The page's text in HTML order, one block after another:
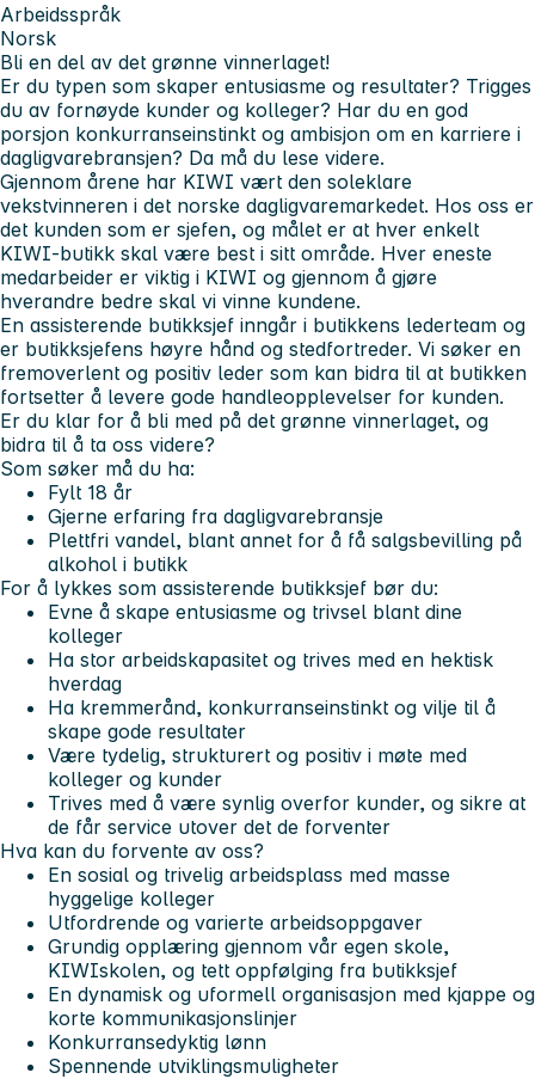
Arbeidsspråk
Norsk
Bli en del av det grønne vinnerlaget!
Er du typen som skaper entusiasme og resultater? Trigges
du av fornøyde kunder og kolleger? Har du en god
porsjon konkurranseinstinkt og ambisjon om en karriere i
dagligvarebransjen? Da må du lese videre.
Gjennom årene har KIWI vært den soleklare
vekstvinneren i det norske dagligvaremarkedet. Hos oss er
det kunden som er sjefen, og målet er at hver enkelt
KIWI-butikk skal være best i sitt område. Hver eneste
medarbeider er viktig i KIWI og gjennom å gjøre
hverandre bedre skal vi vinne kundene.
En assisterende butikksjef inngår i butikkens lederteam og
er butikksjefens høyre hånd og stedfortreder. Vi søker en
fremoverlent og positiv leder som kan bidra til at butikken
fortsetter å levere gode handleopplevelser for kunden.
Er du klar for å bli med på det grønne vinnerlaget, og
bidra til å ta oss videre?
Som søker må du ha:
Fylt 18 år
Gjerne erfaring fra dagligvarebransje
Plettfri vandel, blant annet for å få salgsbevilling på
alkohol i butikk
For å lykkes som assisterende butikksjef bør du:
Evne å skape entusiasme og trivsel blant dine
kolleger
Ha stor arbeidskapasitet og trives med en hektisk
hverdag
Ha kremmerånd, konkurranseinstinkt og vilje til å
skape gode resultater
Være tydelig, strukturert og positiv i møte med
kolleger og kunder
Trives med å være synlig overfor kunder, og sikre at
de får service utover det de forventer
Hva kan du forvente av oss?
En sosial og trivelig arbeidsplass med masse
hyggelige kolleger
Utfordrende og varierte arbeidsoppgaver
Grundig opplæring gjennom vår egen skole,
KIWIskolen, og tett oppfølging fra butikksjef
En dynamisk og uformell organisasjon med kjappe og
korte kommunikasjonslinjer
Konkurransedyktig lønn
Spennende utviklingsmuligheter